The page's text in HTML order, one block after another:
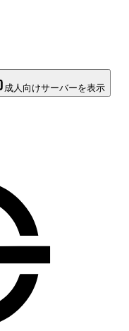
成人向けサーバーを表示